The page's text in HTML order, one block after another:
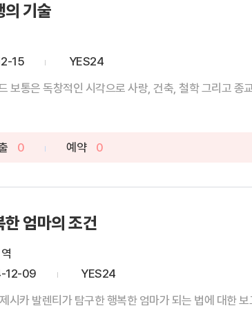
의 기술
15
YES24
보통은 독창적인 시각으로 사랑, 건축, 철학 그리고 종
0 예약 0
한 엄마의 조건
12-09
YES24
제시카 발렌티가 탐구한 행복한 엄마가 되는 법에 대한